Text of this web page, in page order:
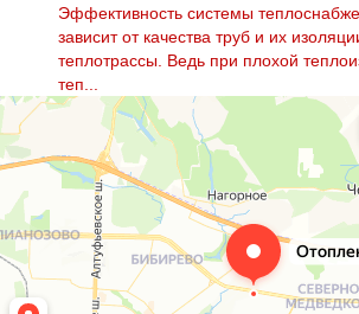
Эффективность системы
зависит от качества труб и их
теплотрассы. Ведь при плохой
теп...